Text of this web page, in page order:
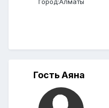
Город:Алматы
Гость Аяна